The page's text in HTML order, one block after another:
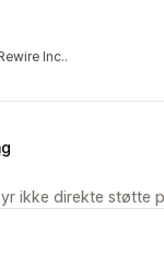
Inc..
ikke direkte støtte